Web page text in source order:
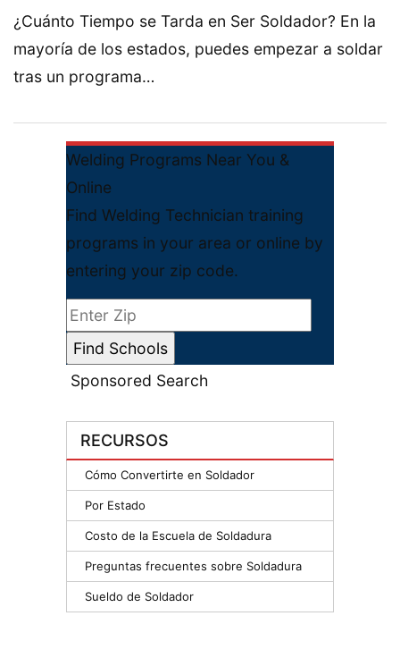
Welding Programs Near You &
Online
Find Welding Technician training
programs in your area or online by
entering your zip code.
Sponsored Search
RECURSOS
Cómo Convertirte en Soldador
Por Estado
Costo de la Escuela de Soldadura
Preguntas frecuentes sobre Soldadura
Sueldo de Soldador
¿Cuánto Tiempo se Tarda en Ser Soldador? En la
mayoría de los estados, puedes empezar a soldar
tras un programa…